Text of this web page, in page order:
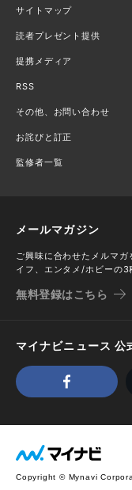
サイトマップ
読者プレゼント提供
提携メディア
RSS
その他、お問い合わせ
お詫びと訂正
監修者一覧
メールマガジン
ご興味に合わせたメルマ
イフ、エンタメ/ホビーの3
無料登録はこちら
マイナビニュース 公
Copyright © Mynavi